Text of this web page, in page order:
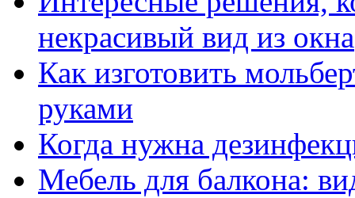
некрасивый вид из окна
Как изготовить
руками
Когда нужна
Мебель для балкона: